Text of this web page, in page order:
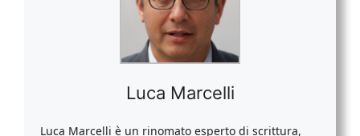
Luca Marcelli
Luca Marcelli è un rinomato esperto di scrittura,